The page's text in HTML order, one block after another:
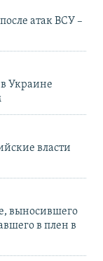
атак ВСУ –
Украине
власти
выносившего
в плен в